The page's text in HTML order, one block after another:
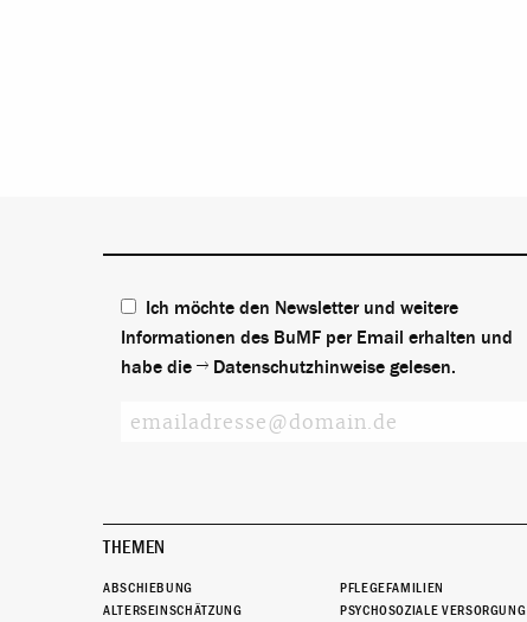
Ich möchte den Newsletter und weitere
Informationen des BuMF per Email erhalten und
habe die
Datenschutzhinweise gelesen.
THEMEN
ABSCHIEBUNG
ALTERSEINSCHÄTZUNG
PFLEGEFAMILIEN
PSYCHOSOZIALE VERSORGUNG